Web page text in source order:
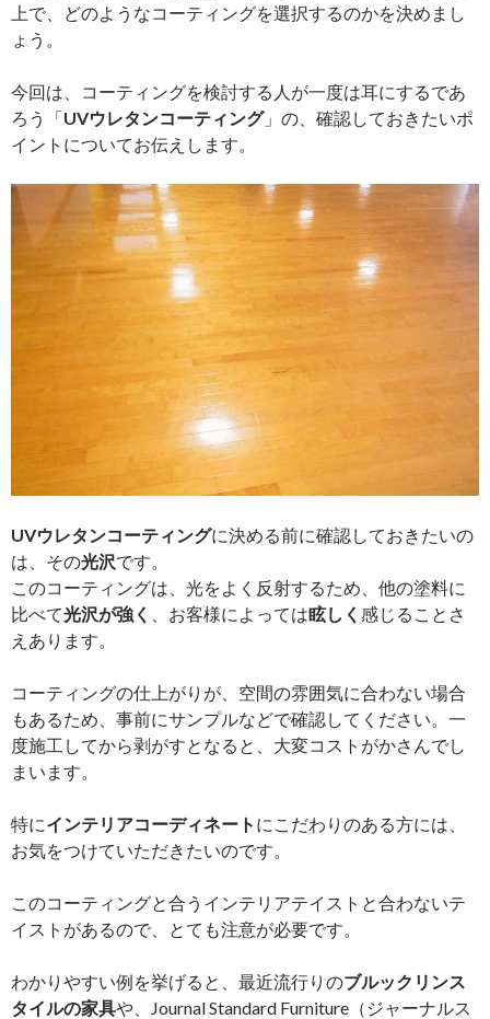
上で、どのようなコーティングを選択するのかを決めまし
ょう。
今回は、コーティングを検討する人が一度は耳にするであ
ろう「UVウレタンコーティング」の、確認しておきたいポ
イントについてお伝えします。
UVウレタンコーティングに決める前に確認しておきたいの
は、その光沢です。
このコーティングは、光をよく反射するため、他の塗料に
比べて光沢が強く 、お客様によっては眩しく 感じることさ
えあります。
コーティングの仕上がりが、空間の雰囲気に合わない場合
もあるため、事前にサンプルなどで確認してください。一
度施工してから剥がすとなると、大変コストがかさんでし
まいます。
特にインテリアコーディネート にこだわりのある方には、
お気をつけていただきたいのです。
このコーティングと合うインテリアテイストと合わないテ
イストがあるので、とても注意が必要です。
わかりやすい例を挙げると、最近流行りのブルックリンス
タイルの家具や、Journal Standard Furniture（ジャーナルス